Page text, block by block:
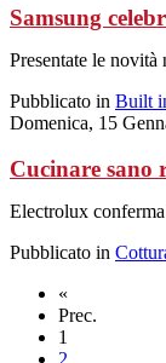
Samsung
Presentate le
Pubblicato in Built
Domenica, 15
Cucinare sano
Electrolux
Pubblicato in
«
Prec.
1